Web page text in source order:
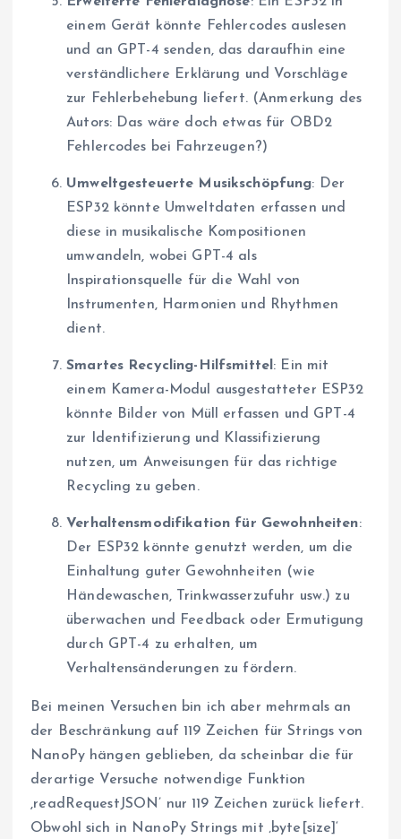
einem Gerät könnte Fehlercodes auslesen
und an GPT-4 senden, das daraufhin eine
verständlichere Erklärung und Vorschläge
zur Fehlerbehebung liefert. (Anmerkung des
Autors: Das wäre doch etwas für OBD2
Fehlercodes bei Fahrzeugen?)
Umweltgesteuerte Musikschöpfung: Der
ESP32 könnte Umweltdaten erfassen und
diese in musikalische Kompositionen
umwandeln, wobei GPT-4 als
Inspirationsquelle für die Wahl von
Instrumenten, Harmonien und Rhythmen
dient.
Smartes Recycling-Hilfsmittel : Ein mit
einem Kamera-Modul ausgestatteter ESP32
könnte Bilder von Müll erfassen und GPT-4
zur Identifizierung und Klassifizierung
nutzen, um Anweisungen für das richtige
Recycling zu geben.
Verhaltensmodifikation für Gewohnheiten:
Der ESP32 könnte genutzt werden, um die
Einhaltung guter Gewohnheiten (wie
Händewaschen, Trinkwasserzufuhr usw.) zu
überwachen und Feedback oder Ermutigung
durch GPT-4 zu erhalten, um
Verhaltensänderungen zu fördern.
Bei meinen Versuchen bin ich aber mehrmals an
der Beschränkung auf 119 Zeichen für Strings von
NanoPy hängen geblieben, da scheinbar die für
derartige Versuche notwendige Funktion
,readRequestJSON’ nur 119 Zeichen zurück liefert.
Obwohl sich in NanoPy Strings mit ‚byte[size]‘